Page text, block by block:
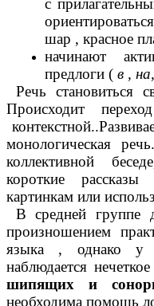
с
шар , красное
начинают
предлоги ( в ,
Речь становиться
Происходит
монологическая
коллективной
короткие
картинкам или
В средней группе
произношением
языка , однако у
наблюдается
шипящих и
необходима помощь